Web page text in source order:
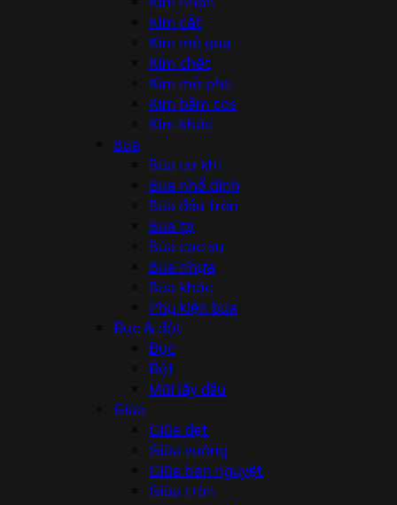
Kìm cắt
Kìm mỏ quạ
Kìm chết
Kìm mở phe
Kìm bấm cos
Kìm khác
Búa
Búa cơ khí
Búa nhổ đinh
Búa đầu tròn
Búa tạ
Búa cao su
Búa nhựa
Búa khác
Phụ kiện búa
Đục & đột
Đục
Đột
Mũi lấy dấu
Giũa
Giũa dẹt
Giũa vuông
Giũa bán nguyệt
Giũa tròn